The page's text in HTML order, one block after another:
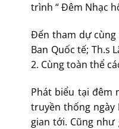
trình “ Đêm Nhạc
Đến tham dự cùng
Ban Quốc tế; Th.s
2. Cùng toàn thể
Phát biểu tại đêm
truyền thống ngày
gian tới. Cũng